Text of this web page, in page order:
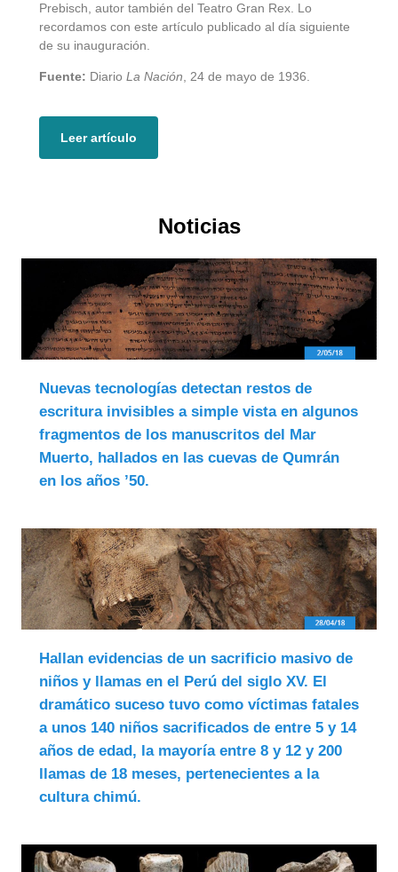
Prebisch, autor también del Teatro Gran Rex. Lo
recordamos con este artículo publicado al día siguiente
de su inauguración.
Fuente: Diario La Nación , 24 de mayo de 1936.
Leer artículo
Noticias
Nuevas tecnologías detectan restos de
escritura invisibles a simple vista en algunos
fragmentos de los manuscritos del Mar
Muerto, hallados en las cuevas de Qumrán
en los años ’50.
Hallan evidencias de un sacrificio masivo de
niños y llamas en el Perú del siglo XV. El
dramático suceso tuvo como víctimas fatales
a unos 140 niños sacrificados de entre 5 y 14
años de edad, la mayoría entre 8 y 12 y 200
llamas de 18 meses, pertenecientes a la
cultura chimú.